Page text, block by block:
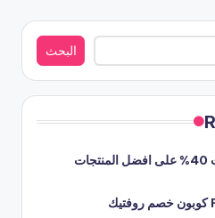
البحث
كود خصم متجر ماهر تخفيضات 40% على افضل المنتجات